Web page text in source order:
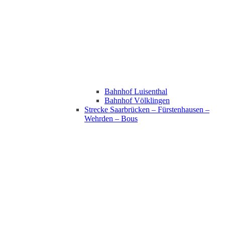
Bahnhof Luisenthal
Bahnhof Völklingen
Strecke Saarbrücken – Fürstenhausen –
Wehrden – Bous